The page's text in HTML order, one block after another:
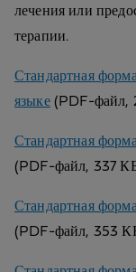
лечения или
терапии.
Стандартная
языке(PDF-файл,
Стандартная
(PDF-файл, 337
Стандартная
(PDF-файл, 353